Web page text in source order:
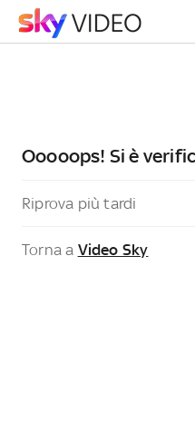
Ooooops! Si è
Riprova più tardi
Torna a Video Sky